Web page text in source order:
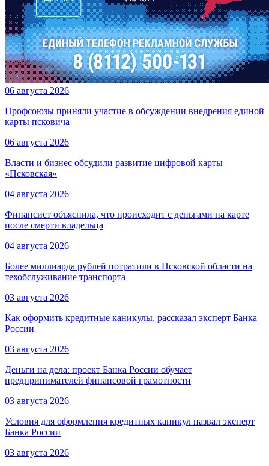
06 августа 2026
Профсоюзы приняли участие в обсуждении внедрения единой
карты псковича
06 августа 2026
Власти и бизнес обсудили развитие цифровой карты
«Псковская»
04 августа 2026
Финансист объяснила, что происходит с деньгами на карте
после смерти владельца
04 августа 2026
Более миллиарда рублей потратили в Псковской области на
техобслуживание транспорта
03 августа 2026
Как оформить кредитные каникулы, рассказал эксперт Банка
России
03 августа 2026
Деньги на дела: проект Банка России обучает
предпринимателей финансовой грамотности
03 августа 2026
Условия для оформления кредитных каникул назвал эксперт
Банка России
03 августа 2026